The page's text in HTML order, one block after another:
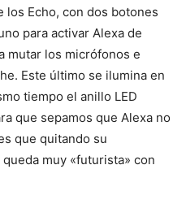
los Echo, con dos botones
para activar Alexa de
mutar los micrófonos e
Este último se ilumina en
tiempo el anillo LED
que sepamos que Alexa no
que quitando su
muy «futurista» con